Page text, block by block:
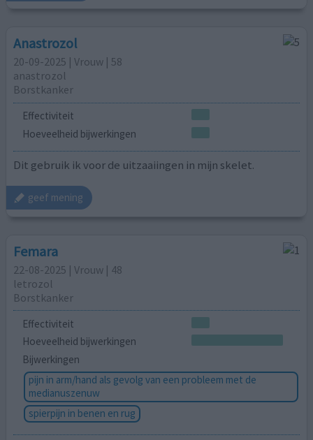
Anastrozol
20-09-2025 | Vrouw | 58
anastrozol
Borstkanker
Effectiviteit
Hoeveelheid bijwerkingen
Dit gebruik ik voor de uitzaaiingen in mijn skelet.
geef mening
Femara
22-08-2025 | Vrouw | 48
letrozol
Borstkanker
Effectiviteit
Hoeveelheid bijwerkingen
Bijwerkingen
pijn in arm/hand als gevolg van een probleem met de
medianuszenuw
spierpijn in benen en rug